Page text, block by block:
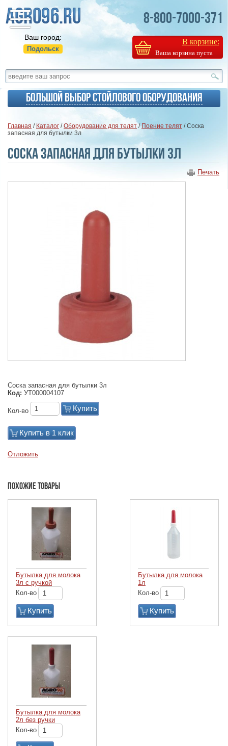
Ваш город:
Подольск
8-800-7000-371
В корзине:
Ваша корзина пуста
Большой выбор стойлового оборудования
Главная / Каталог /Оборудование для телят/Поение телят / Соска
запасная для бутылки 3л
Соска запасная для бутылки 3л
Печать
Соска запасная для бутылки 3л
Код: УТ000004107
Кол-во Купить
Купить в 1 клик
Отложить
Похожие товары
Бутылка для молока
3л с ручкой
Кол-во
Купить
Бутылка для молока
1л
Кол-во
Купить
Бутылка для молока
2л без ручки
Кол-во